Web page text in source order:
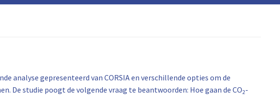
analyse gepresenteerd van CORSIA en verschillende opties om de
De studie poogt de volgende vraag te beantwoorden: Hoe gaan de CO2-